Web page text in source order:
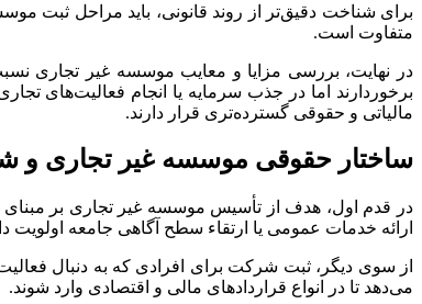
برای شناخت دقیق‌تر از روند قانونی، باید مراحل ثبت
متفاوت است.
در نهایت، بررسی مزایا و معایب موسسه غیر تجاری
برخوردارند اما در جذب سرمایه یا انجام فعالیت‌های
مالیاتی و حقوقی گسترده‌تری قرار دارند.
ساختار حقوقی موسسه غیر تجاری
در قدم اول، هدف از تأسیس موسسه غیر تجاری بر
ارائه خدمات عمومی یا ارتقاء سطح آگاهی جامعه اولویت
از سوی دیگر، ثبت شرکت برای افرادی که به دنبال
می‌دهد تا در انواع قراردادهای مالی و اقتصادی وارد شوند.